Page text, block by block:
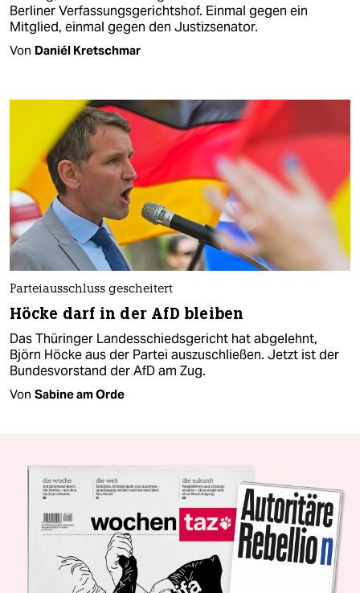
Berliner Verfassungsgerichtshof. Einmal gegen ein
Mitglied, einmal gegen den Justizsenator.
Von Daniél Kretschmar
Parteiausschluss gescheitert
Höcke darf in der AfD bleiben
Das Thüringer Landesschiedsgericht hat abgelehnt,
Björn Höcke aus der Partei auszuschließen. Jetzt ist der
Bundesvorstand der AfD am Zug.
Von Sabine am Orde